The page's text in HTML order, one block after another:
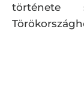
története